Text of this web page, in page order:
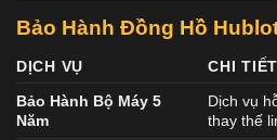
Bảo Hành Đồng Hồ
DỊCH VỤ
CHI TIẾT
Bảo Hành Bộ Máy 5
Năm
Dịch vụ
thay thế